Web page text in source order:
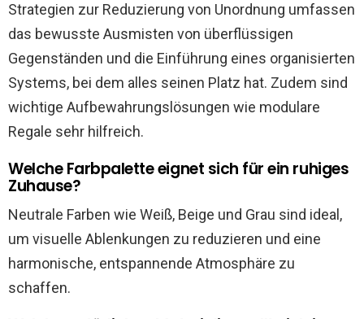
Strategien zur Reduzierung von Unordnung umfassen
das bewusste Ausmisten von überflüssigen
Gegenständen und die Einführung eines organisierten
Systems, bei dem alles seinen Platz hat. Zudem sind
wichtige Aufbewahrungslösungen wie modulare
Regale sehr hilfreich.
Welche Farbpalette eignet sich für ein ruhiges
Zuhause?
Neutrale Farben wie Weiß, Beige und Grau sind ideal,
um visuelle Ablenkungen zu reduzieren und eine
harmonische, entspannende Atmosphäre zu
schaffen.